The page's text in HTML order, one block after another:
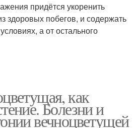
придётся укоренить
здоровых побегов, и содержать
а от остального
как
Болезни и
вечноцветущей